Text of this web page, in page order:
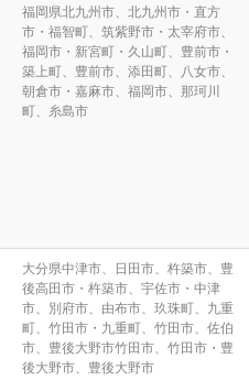
福岡県北九州市、北九州市・直方
市・福智町、筑紫野市・太宰府市、
福岡市・新宮町・久山町、豊前市・
築上町、豊前市、添田町、八女市、
朝倉市・嘉麻市、福岡市、那珂川
町、糸島市
大分県中津市、日田市、杵築市、豊
後高田市・杵築市、宇佐市・中津
市、別府市、由布市、玖珠町、九重
町、竹田市・九重町、竹田市、佐伯
市、豊後大野市竹田市、竹田市・豊
後大野市、豊後大野市